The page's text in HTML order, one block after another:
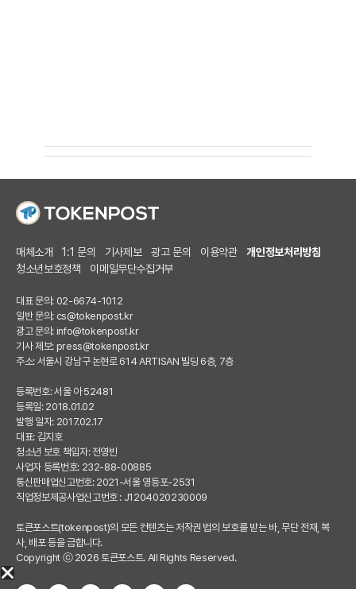
매체소개 1:1 문의 기사제보 광고 문의 이용약관
개인정보처리방침
청소년보호정책
이메일무단수집거부
대표 문의: 02-6674-1012
일반 문의: cs@tokenpost.kr
광고 문의: info@tokenpost.kr
기사 제보: press@tokenpost.kr
주소: 서울시 강남구 논현로 614 ARTISAN 빌딩 6층, 7층
등록번호: 서울 아 52481
등록일: 2018.01.02
발행 일자: 2017.02.17
대표: 김지호
청소년 보호 책임자: 전영빈
사업자 등록번호: 232-88-00885
통신판매업신고번호: 2021-서울 영등포-2531
직업정보제공사업신고번호 : J1204020230009
토큰포스트(tokenpost)의 모든 컨텐츠는 저작권 법의 보호를 받는 바, 무단 전재, 복
사, 배포 등을 금합니다.
Copyright ⓒ 2026 토큰포스트. All Rights Reserved.